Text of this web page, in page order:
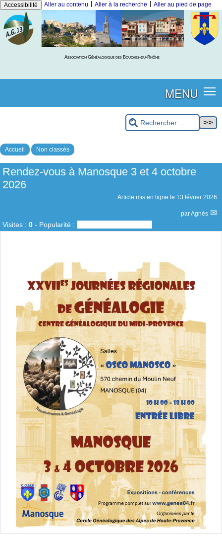
Accessibilité Aller au contenu Aller à la recherche Aller au pied de page
Association Généalogique des Bouches-du-Rhône
MENU
Accueil Non classés
Rendez-vous à Manosque 3 et 4 octobre
2026
Article mis en ligne le 13 février 2026
parAgnès
Visites : 0 - Popularité :